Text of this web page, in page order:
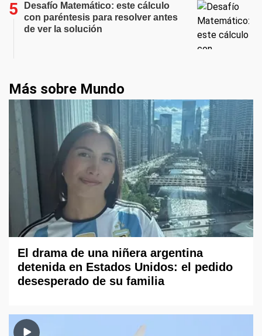
Desafío Matemático: este cálculo
con paréntesis para resolver antes
de ver la solución
Más sobre Mundo
El drama de una niñera argentina
detenida en Estados Unidos: el pedido
desesperado de su familia